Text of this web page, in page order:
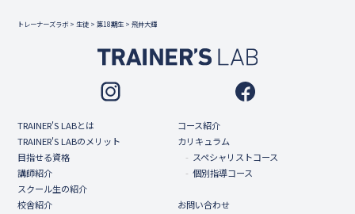
トレーナーズラボ > 生徒 >第18期生 >飛井大輝
TRAINER'S LABとは
TRAINER'S LABのメリット
目指せる資格
講師紹介
スクール生の紹介
コース紹介
カリキュラム
スペシャリストコース
個別指導コース
校舎紹介 お問い合わせ